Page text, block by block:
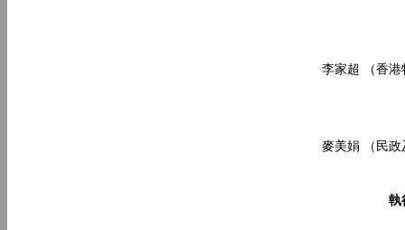
李家超 （香港
麥美娟 （民
執